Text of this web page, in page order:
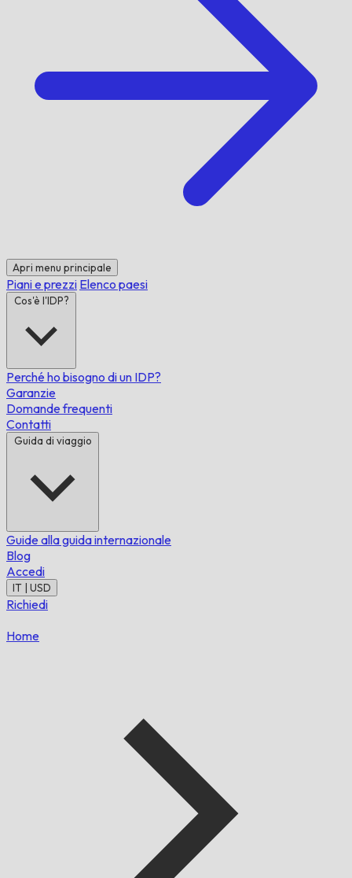
Apri menu principale
Piani e prezzi Elenco paesi
Cos'è l'IDP?
Perché ho bisogno di un IDP?
Garanzie
Domande frequenti
Contatti
Guida di viaggio
Guide alla guida internazionale
Blog
Accedi
IT | USD
Richiedi
Home